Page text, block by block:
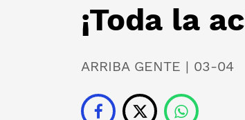
¡Toda la
ARRIBA GENTE | 03-04